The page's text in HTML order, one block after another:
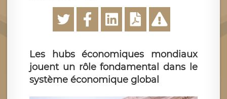
Les hubs économiques mondiaux
jouent un rôle fondamental dans le
système économique global